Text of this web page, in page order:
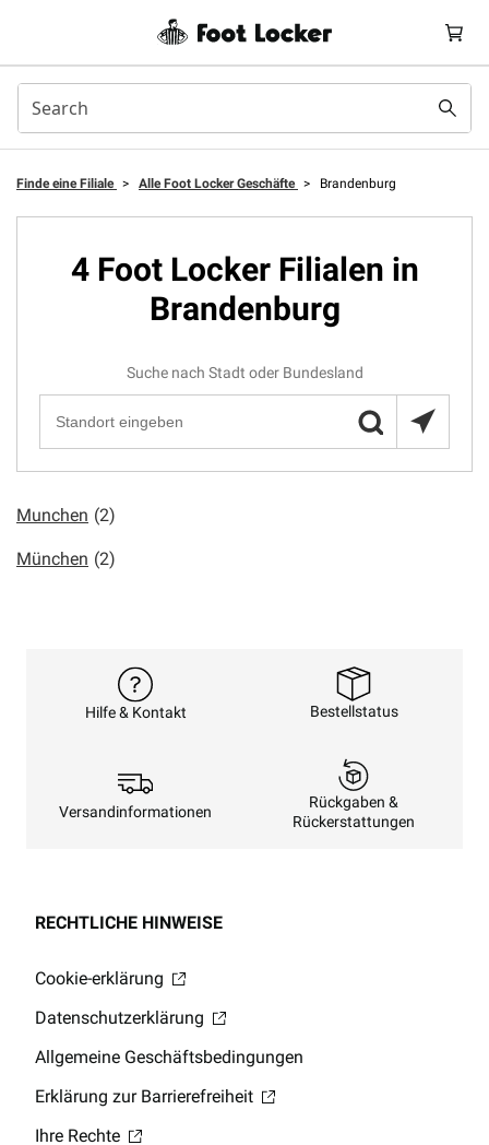
Finde eine Filiale > Alle Foot Locker Geschäfte > Brandenburg
4 Foot Locker Filialen in
Brandenburg
Suche nach Stadt oder Bundesland
Munchen (2)
München (2)
Hilfe & Kontakt Bestellstatus
Versandinformationen
Rückgaben &
Rückerstattungen
RECHTLICHE HINWEISE
Cookie-erklärung
Datenschutzerklärung
Allgemeine Geschäftsbedingungen
Erklärung zur Barrierefreiheit
Ihre Rechte